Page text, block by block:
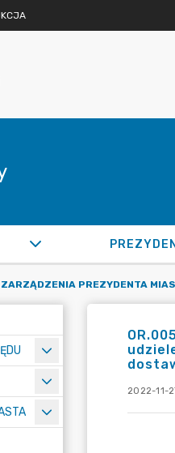
ZARZĄDZENIA PREZYDENTA
2022-11-